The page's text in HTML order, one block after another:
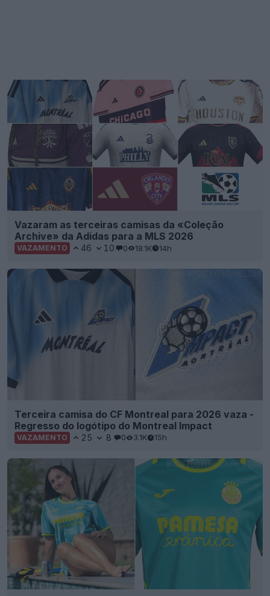
Vazaram as terceiras camisas da «Coleção
Archive» da Adidas para a MLS 2026
VAZAMENTO 46 10 0 18.1K 14h
Terceira camisa do CF Montreal para 2026 vaza -
Regresso do logótipo do Montreal Impact
VAZAMENTO 25 8 0 3.1K 15h